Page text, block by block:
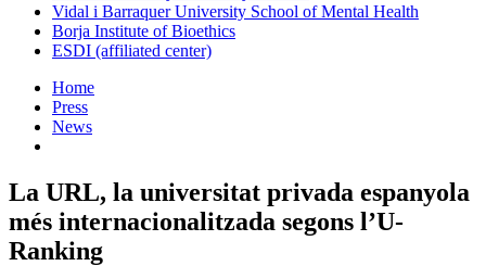
Vidal i Barraquer University School of Mental Health
Borja Institute of Bioethics
ESDI (affiliated center)
Home
Press
News
La URL, la universitat privada espanyola
més internacionalitzada segons l’U-
Ranking